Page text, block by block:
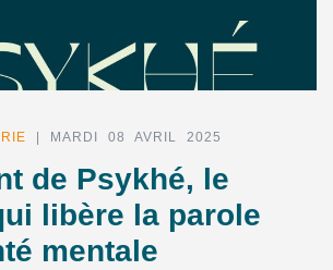
| MARDI 08 AVRIL 2025
de Psykhé, le
libère la parole
mentale